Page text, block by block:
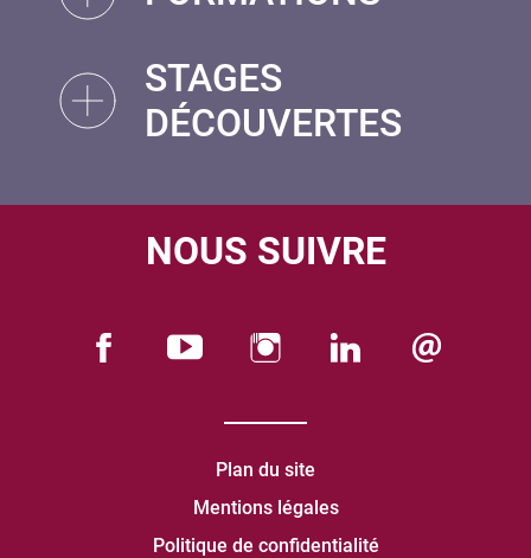
STAGES
DÉCOUVERTES
NOUS SUIVRE
Plan du site
Mentions légales
Politique de confidentialité